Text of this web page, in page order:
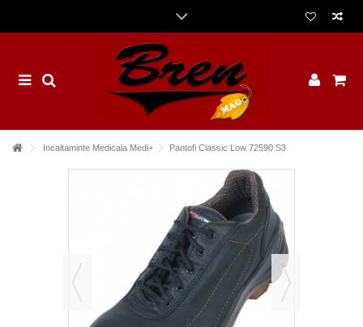
Incaltaminte Medicala Medi+ Pantofi Classic Low 72590 S3